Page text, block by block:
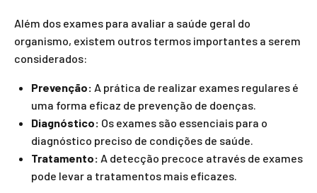
Além dos exames para avaliar a saúde geral do
organismo, existem outros termos importantes a serem
considerados:
Prevenção: A prática de realizar exames regulares é
uma forma eficaz de prevenção de doenças.
Diagnóstico: Os exames são essenciais para o
diagnóstico preciso de condições de saúde.
Tratamento: A detecção precoce através de exames
pode levar a tratamentos mais eficazes.